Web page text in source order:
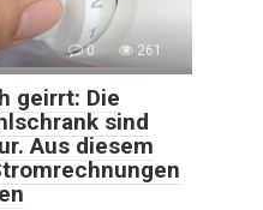
0 261
geirrt: Die
sind
Aus diesem